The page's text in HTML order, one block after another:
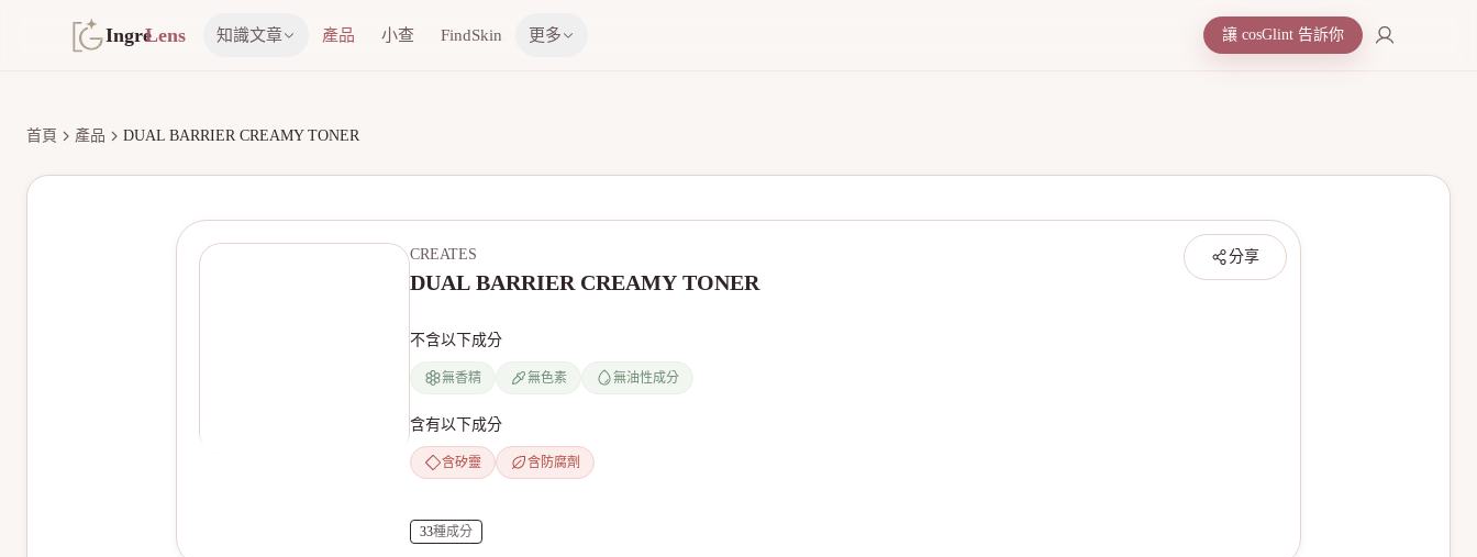
IngreLens 知識文章 產品 小查 FindSkin 更多 讓 cosGlint 告訴你
首頁 產品 DUAL BARRIER CREAMY TONER
分享
CREATES
DUAL BARRIER CREAMY TONER
不含以下成分
無香精 無色素 無油性成分
含有以下成分
含矽靈 含防腐劑
33種成分